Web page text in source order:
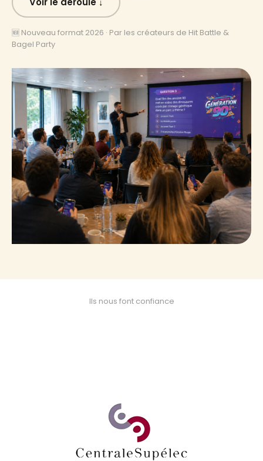
🆕 Nouveau format 2026 · Par les créateurs de Hit Battle &
Bagel Party
Ils nous font confiance